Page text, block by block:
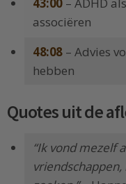
associëren
48:08– Advies
hebben
Quotes uit de
“Ik vond mezelf